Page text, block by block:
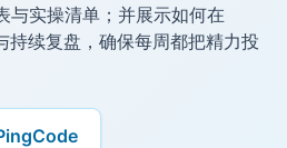
与实操清单；并展示如何在
续复盘，确保每周都把精力投